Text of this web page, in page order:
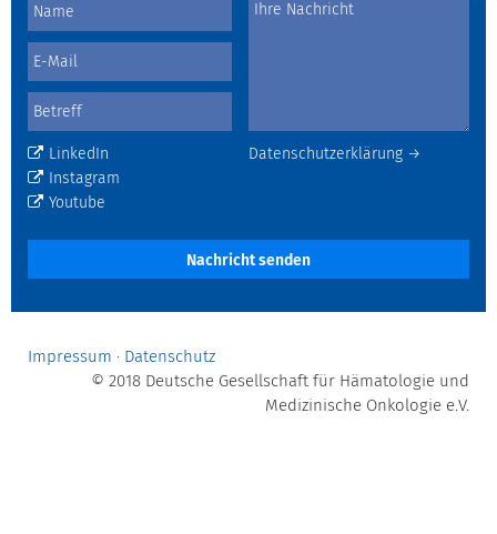
Datenschutzerklärung →
LinkedIn
Instagram
Youtube
Nachricht senden
Impressum · Datenschutz
© 2018 Deutsche Gesellschaft für Hämatologie und
Medizinische Onkologie e.V.